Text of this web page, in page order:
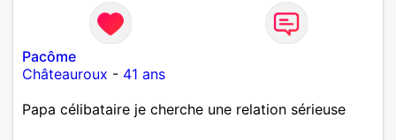
Pacôme
Châteauroux - 41 ans
Papa célibataire je cherche une relation sérieuse